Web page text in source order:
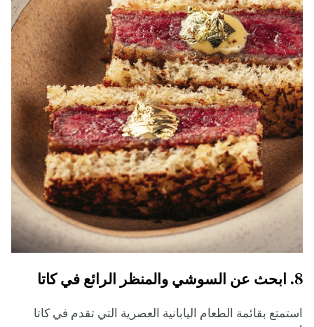
8. ابحث عن السوشي والمنظر الرائع في كاتا
استمتع بقائمة الطعام اليابانية العصرية التي تقدم في كاتا